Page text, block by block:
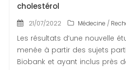
cholestérol
21/07/2022 Médecine /
Les résultats d’une nouvelle
menée à partir des sujets
Biobank et ayant inclus près